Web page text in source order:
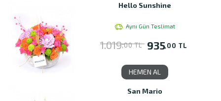
Hello Sunshine
Aynı Gün Teslimat
1.019,00 TL 935,00 TL
HEMEN AL
San Mario